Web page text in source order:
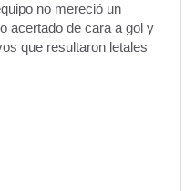
no mereció un
acertado de cara a gol y
que resultaron letales